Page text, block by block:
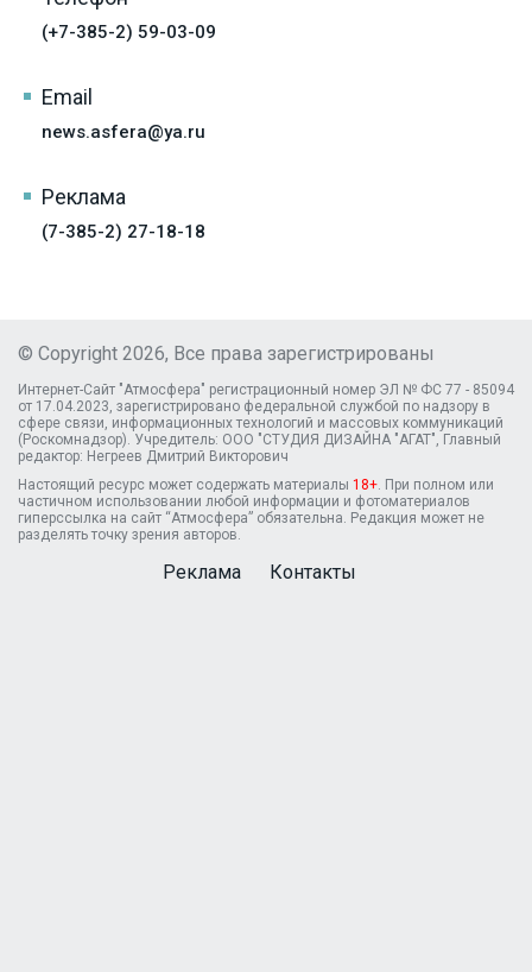
(+7-385-2) 59-03-09
Email
news.asfera@ya.ru
Реклама
(7-385-2) 27-18-18
© Copyright 2026, Все права зарегистрированы
Интернет-Сайт "Атмосфера" регистрационный номер ЭЛ № ФС 77 - 85094
от 17.04.2023, зарегистрировано федеральной службой по надзору в
сфере связи, информационных технологий и массовых коммуникаций
(Роскомнадзор). Учредитель: ООО "СТУДИЯ ДИЗАЙНА "АГАТ", Главный
редактор: Негреев Дмитрий Викторович
Настоящий ресурс может содержать материалы 18+. При полном или
частичном использовании любой информации и фотоматериалов
гиперссылка на сайт “Атмосфера” обязательна. Редакция может не
разделять точку зрения авторов.
Реклама Контакты